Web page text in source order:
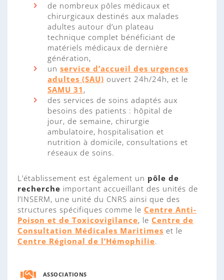
de nombreux pôles médicaux et
chirurgicaux destinés aux malades
adultes autour d’un plateau
technique complet bénéficiant de
matériels médicaux de dernière
génération,
un service d’accueil des urgences
adultes (SAU) ouvert 24h/24h, et le
SAMU 31 ,
des services de soins adaptés aux
besoins des patients : hôpital de
jour, de semaine, chirurgie
ambulatoire, hospitalisation et
nutrition à domicile, consultations et
réseaux de soins.
L’établissement est également un pôle de
recherche important accueillant des unités de
l’INSERM, une unité du CNRS ainsi que des
structures spécifiques comme le Centre Anti-
Poison et de Toxicovigilance, le Centre de
Consultation Médicales Maritimes et le
Centre Régional de l’Hémophilie.
ASSOCIATIONS